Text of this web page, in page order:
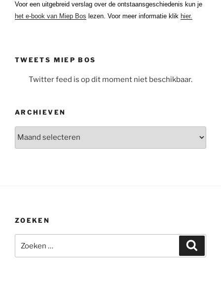
Voor een uitgebreid verslag over de ontstaansgeschiedenis kun je
het e-book van Miep Bos lezen. Voor meer informatie klik hier.
TWEETS MIEP BOS
Twitter feed is op dit moment niet beschikbaar.
ARCHIEVEN
ZOEKEN
naar: